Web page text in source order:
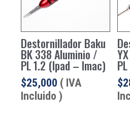
Destornillador Baku
BK 338 Aluminio /
PL 1.2 (Ipad – Imac)
$25,000 ( IVA
Incluido )
$